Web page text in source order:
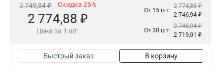
3 749,84 ₽ Скидка 26%
2 774,88 ₽
Цена за 1 шт.
От 15 шт:
2 774,88 ₽
2 746,94 ₽
От 30 шт:
2 746,94 ₽
2 719,01 ₽
Быстрый заказ В корзину